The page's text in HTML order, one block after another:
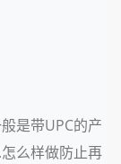
是带UPC的产
么样做防止再